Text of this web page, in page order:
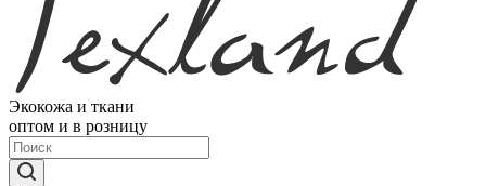
Экокожа и ткани
оптом и в розницу